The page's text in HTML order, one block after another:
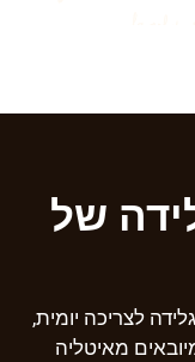
של
לצריכה יומית,
מאיטליה